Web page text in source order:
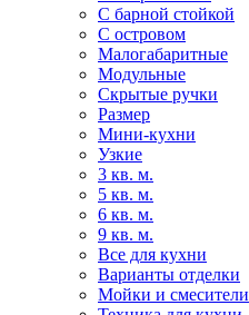
С барной стойкой
С островом
Малогабаритные
Модульные
Скрытые ручки
Размер
Мини-кухни
Узкие
3 кв. м.
5 кв. м.
6 кв. м.
9 кв. м.
Все для кухни
Варианты отделки
Мойки и смесители